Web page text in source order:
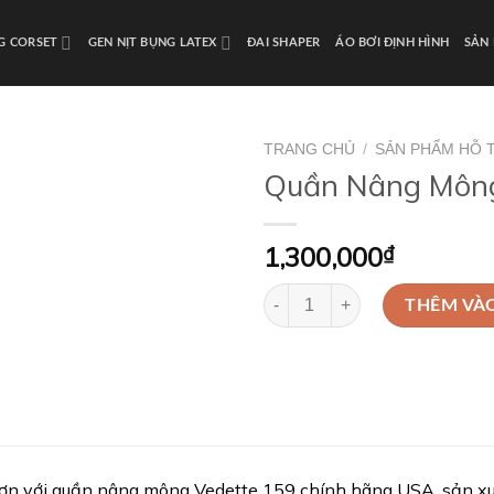
CORSET GEN NỊT BỤNG LATEX ĐAI SHAPER ÁO BƠI ĐỊNH HÌNH SẢN
TRANG CHỦ / SẢN PHẨM HỖ
Quần Nâng
1,300,000₫
Quần Nâng Mông Vedette 159 số
THÊM
với quần nâng mông Vedette 159 chính hãng USA, sản